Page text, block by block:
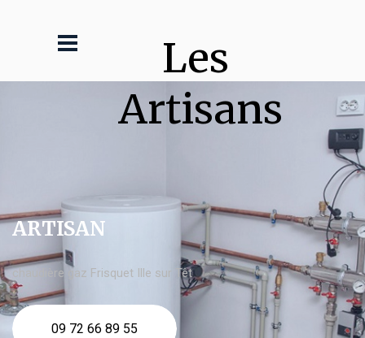
Les
Artisans
ARTISAN
chaudière gaz Frisquet Ille sur Têt
09 72 66 89 55